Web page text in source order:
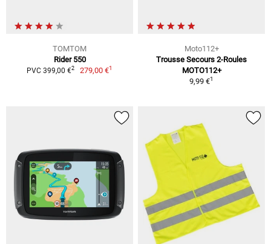
TOMTOM
Rider 550
PVC 399,00 €2 279,00 €1
Moto112+
Trousse Secours 2-Roules
MOTO112+
9,99 €1